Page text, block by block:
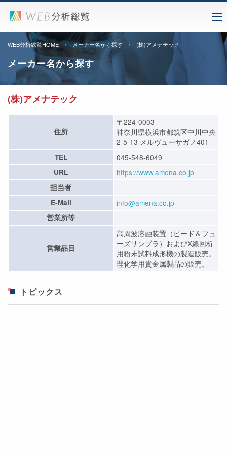
WEB分析総覧HOME メーカー名から探す (株)アメナテック
メーカー名から探す
(株)アメナテック
住所
〒224-0003
神奈川県横浜市都筑区中川中央
2-5-13 メルヴューサガノ401
TEL 045-548-6049
URL https://www.amena.co.jp
担当者
E-Mail
info@amena.co.jp
営業所等
営業品目
高周波溶融装置（ビード＆フュ
ーズサンプラ）およびX線回析
用粉末試料成形機の製造販売。
理化学用貴金属製品の販売。
トピックス